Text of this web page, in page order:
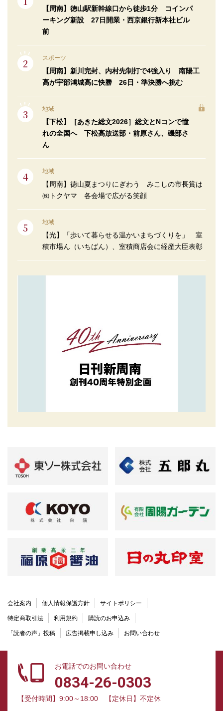
【周南】徳山駅新幹線口から徒歩1分 コインパ
ーキング新設 27日開業・西京銀行新本社ビル
前
スポーツ
【周南】新川完封、内村先制打で4強入り 南陽工
高が宇部鴻城高に快勝 26日・準決勝へ挑む
地域
【下松】［あきた総文2026］総文とNコンで憧
れの全国へ 下松高放送部・前原さん、磯部さ
ん
地域
【周南】徳山夏まつりにぎわう みこしの市長賞は
㈱トクヤマ 各会場で広がる笑顔
地域
【光】「歩いて暮らせる温かいまちづくりを」 室
積市場ん（いちばん）、室積商店会に経産大臣表彰
会社案内 個人情報保護方針 サイトポリシー
特定商取引法 利用規約 購読のお申込み
「読者の声」投稿 広告掲載申し込み お問い合わせ
お電話でのお問い合わせ
0834-26-0303
【受付時間】9:00～18:00 【定休日】不定休